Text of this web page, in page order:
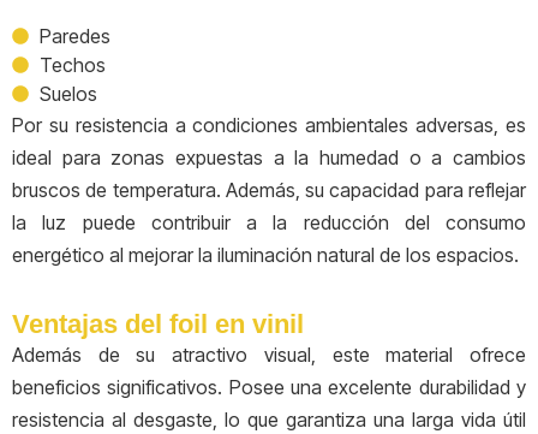
Paredes
Techos
Suelos
Por su resistencia a condiciones ambientales adversas, es
ideal para zonas expuestas a la humedad o a cambios
bruscos de temperatura. Además, su capacidad para reflejar
la luz puede contribuir a la reducción del consumo
energético al mejorar la iluminación natural de los espacios.
Ventajas del foil en vinil
Además de su atractivo visual, este material ofrece
beneficios significativos. Posee una excelente durabilidad y
resistencia al desgaste, lo que garantiza una larga vida útil